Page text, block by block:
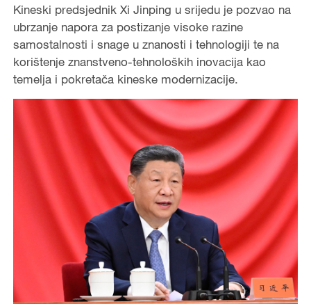
Kineski predsjednik Xi Jinping u srijedu je pozvao na
ubrzanje napora za postizanje visoke razine
samostalnosti i snage u znanosti i tehnologiji te na
korištenje znanstveno-tehnoloških inovacija kao
temelja i pokretača kineske modernizacije.